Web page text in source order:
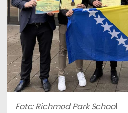
Foto: Richmod Park School